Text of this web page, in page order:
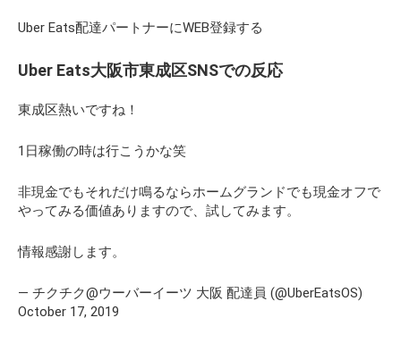
Uber Eats配達パートナーにWEB登録する
Uber Eats大阪市東成区SNSでの反応
東成区熱いですね！
1日稼働の時は行こうかな笑
非現金でもそれだけ鳴るならホームグランドでも現金オフで
やってみる価値ありますので、試してみます。
情報感謝します。
— チクチク@ウーバーイーツ 大阪 配達員 (@UberEatsOS)
October 17, 2019